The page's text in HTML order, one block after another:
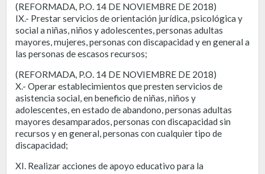
(REFORMADA, P.O. 14 DE NOVIEMBRE DE 2018)
IX.- Prestar servicios de orientación jurídica, psicológica y
social a niñas, niños y adolescentes, personas adultas
mayores, mujeres, personas con discapacidad y en general a
las personas de escasos recursos;
(REFORMADA, P.O. 14 DE NOVIEMBRE DE 2018)
X.- Operar establecimientos que presten servicios de
asistencia social, en beneficio de niñas, niños y
adolescentes, en estado de abandono, personas adultas
mayores desamparados, personas con discapacidad sin
recursos y en general, personas con cualquier tipo de
discapacidad;
XI. Realizar acciones de apoyo educativo para la